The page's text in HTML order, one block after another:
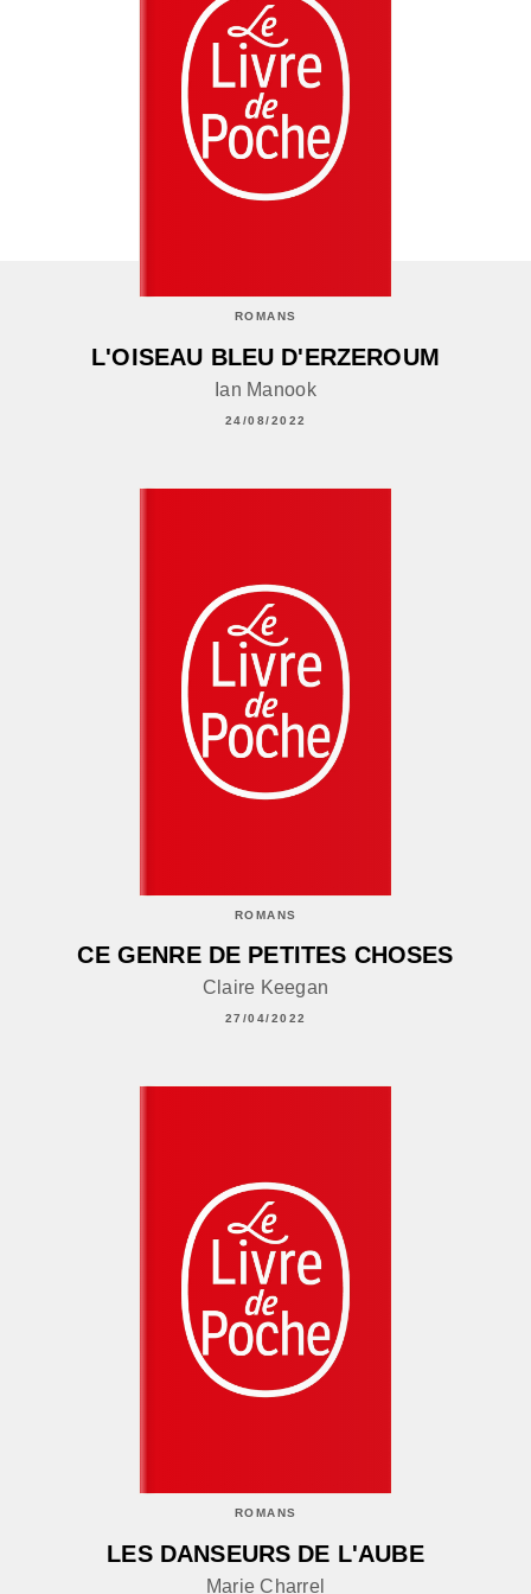
ROMANS
L'OISEAU BLEU D'ERZEROUM
Ian Manook
24/08/2022
ROMANS
CE GENRE DE PETITES CHOSES
Claire Keegan
27/04/2022
ROMANS
LES DANSEURS DE L'AUBE
Marie Charrel